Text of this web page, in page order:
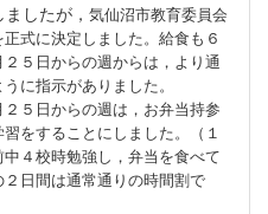
したが， 気仙沼市教育委員会
式に決定しました。給食も６
５日からの週からは，より通
に指示がありました。
５日からの週は，お弁当持参
をすることにしました。（１
４校時勉強し，弁当を食べて
日間は通常通りの時間割で